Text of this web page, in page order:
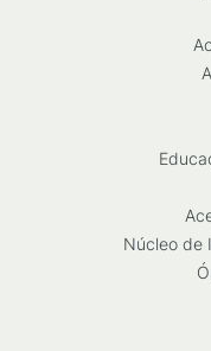
Núcleo de